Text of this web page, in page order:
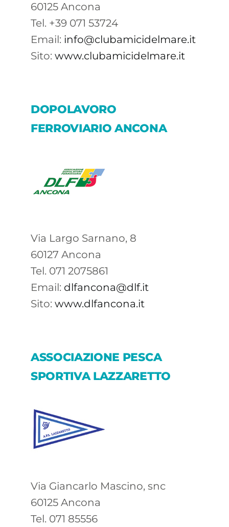
60125 Ancona
Tel. +39 071 53724
Email: info@clubamicidelmare.it
Sito: www.clubamicidelmare.it
DOPOLAVORO
FERROVIARIO ANCONA
Via Largo Sarnano, 8
60127 Ancona
Tel. 071 2075861
Email: dlfancona@dlf.it
Sito: www.dlfancona.it
ASSOCIAZIONE PESCA
SPORTIVA LAZZARETTO
Via Giancarlo Mascino, snc
60125 Ancona
Tel. 071 85556